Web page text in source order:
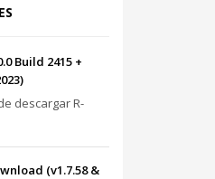
Build 2415 +
descargar R-
(v1.7.58 &